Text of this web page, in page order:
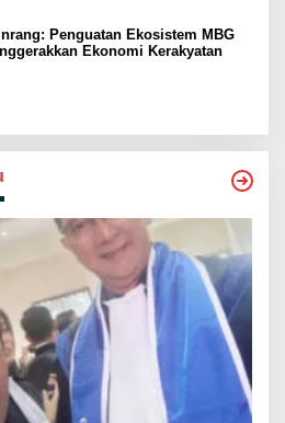
Penguatan Ekosistem MBG
Ekonomi Kerakyatan